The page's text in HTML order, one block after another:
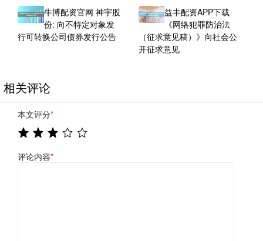
牛博配资官网 神宇股
份: 向不特定对象发
行可转换公司债券发行公告
益丰配资APP下载
《网络犯罪防治法
（征求意见稿）》向社会公
开征求意见
相关评论
本文评分*
评论内容*